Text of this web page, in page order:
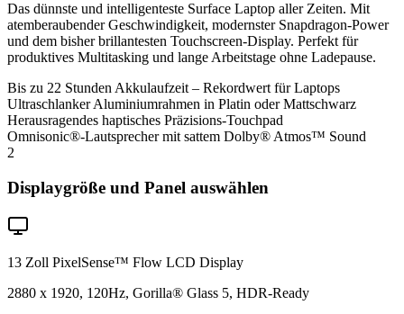
Das dünnste und intelligenteste Surface Laptop aller Zeiten. Mit
atemberaubender Geschwindigkeit, modernster Snapdragon-Power
und dem bisher brillantesten Touchscreen-Display. Perfekt für
produktives Multitasking und lange Arbeitstage ohne Ladepause.
Bis zu 22 Stunden Akkulaufzeit – Rekordwert für Laptops
Ultraschlanker Aluminiumrahmen in Platin oder Mattschwarz
Herausragendes haptisches Präzisions-Touchpad
Omnisonic®-Lautsprecher mit sattem Dolby® Atmos™ Sound
2
Displaygröße und Panel auswählen
13 Zoll PixelSense™ Flow LCD Display
2880 x 1920, 120Hz, Gorilla® Glass 5, HDR-Ready